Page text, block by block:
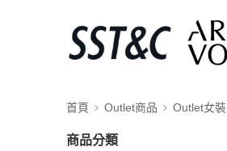
首頁 Outlet商品 Outlet女裝
商品分類